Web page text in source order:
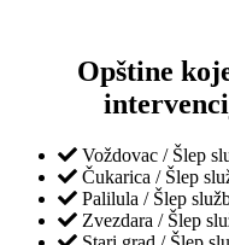
Opštine
Voždovac / Šlep
Čukarica / Šlep
Palilula / Šlep
Zvezdara / Šlep